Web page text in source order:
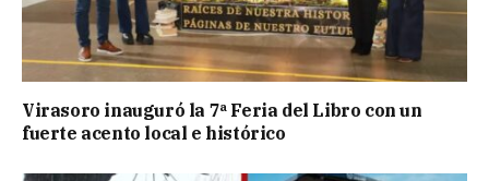
Virasoro inauguró la 7ª Feria del Libro con un
fuerte acento local e histórico